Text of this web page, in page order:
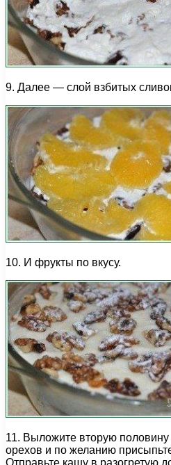
9. Далее — слой взбитых
10. И фрукты по вкусу.
11. Выложите вторую
орехов и по желанию